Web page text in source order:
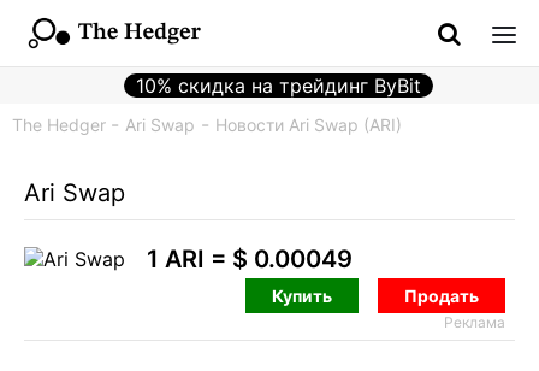
10% скидка на трейдинг ByBit
The Hedger Ari Swap Новости Ari Swap (ARI)
Ari Swap
1 ARI = $ 0.00049
Купить Продать
Реклама